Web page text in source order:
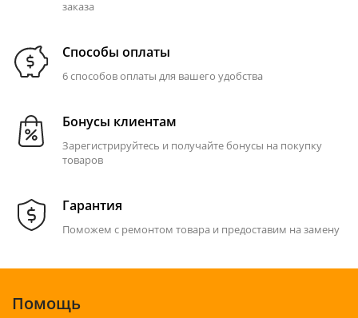
заказа
Способы оплаты
6 способов оплаты для вашего удобства
Бонусы клиентам
Зарегистрируйтесь и получайте бонусы на покупку
товаров
Гарантия
Поможем с ремонтом товара и предоставим на замену
Помощь